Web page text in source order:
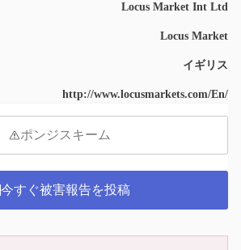
Locus Market Int Ltd
Locus Market
イギリス
http://www.locusmarkets.com/En/
ポンジスキーム
今すぐ被害報告を投稿